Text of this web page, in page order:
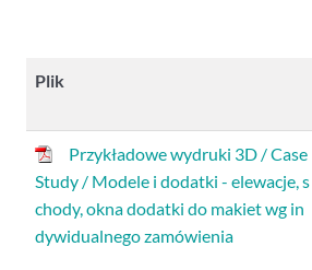
Plik
Przykładowe wydruki 3D / Case
Study / Modele i dodatki - elewacje, s
chody, okna dodatki do makiet wg in
dywidualnego zamówienia